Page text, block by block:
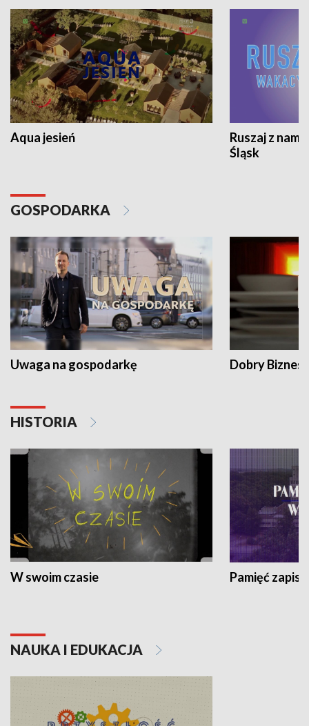
Aqua jesień
Ruszaj z
Śląsk
GOSPODARKA
Uwaga na gospodarkę Dobry Biznes
HISTORIA
W swoim czasie Pamięć
NAUKA I EDUKACJA